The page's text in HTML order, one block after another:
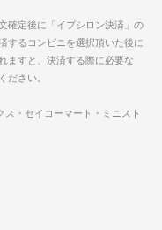
確定後に「イプシロン決済」の
するコンビニを選択頂いた後に
ますと、決済する際に必要な
ださい。
・セイコーマート・ミニスト